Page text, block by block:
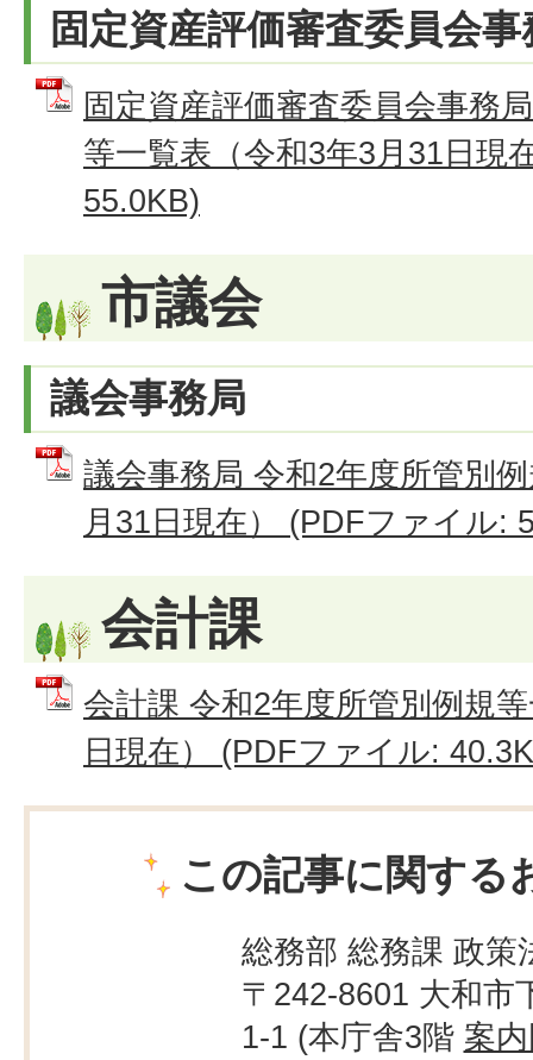
固定資産評価審査委員会事
固定資産評価審査委員会事務
等一覧表（令和3年3月31日現
55.0KB)
市議会
議会事務局
議会事務局 令和2年度所管別
月31日現在） (PDFファイル:
会計課
会計課 令和2年度所管別例規
日現在） (PDFファイル:
この記事に関する
総務部 総務課 政策
〒242-8601 大和市
1-1 (本庁舎3階 案